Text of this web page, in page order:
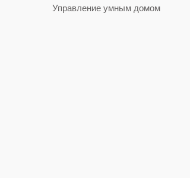
Управление умным домом